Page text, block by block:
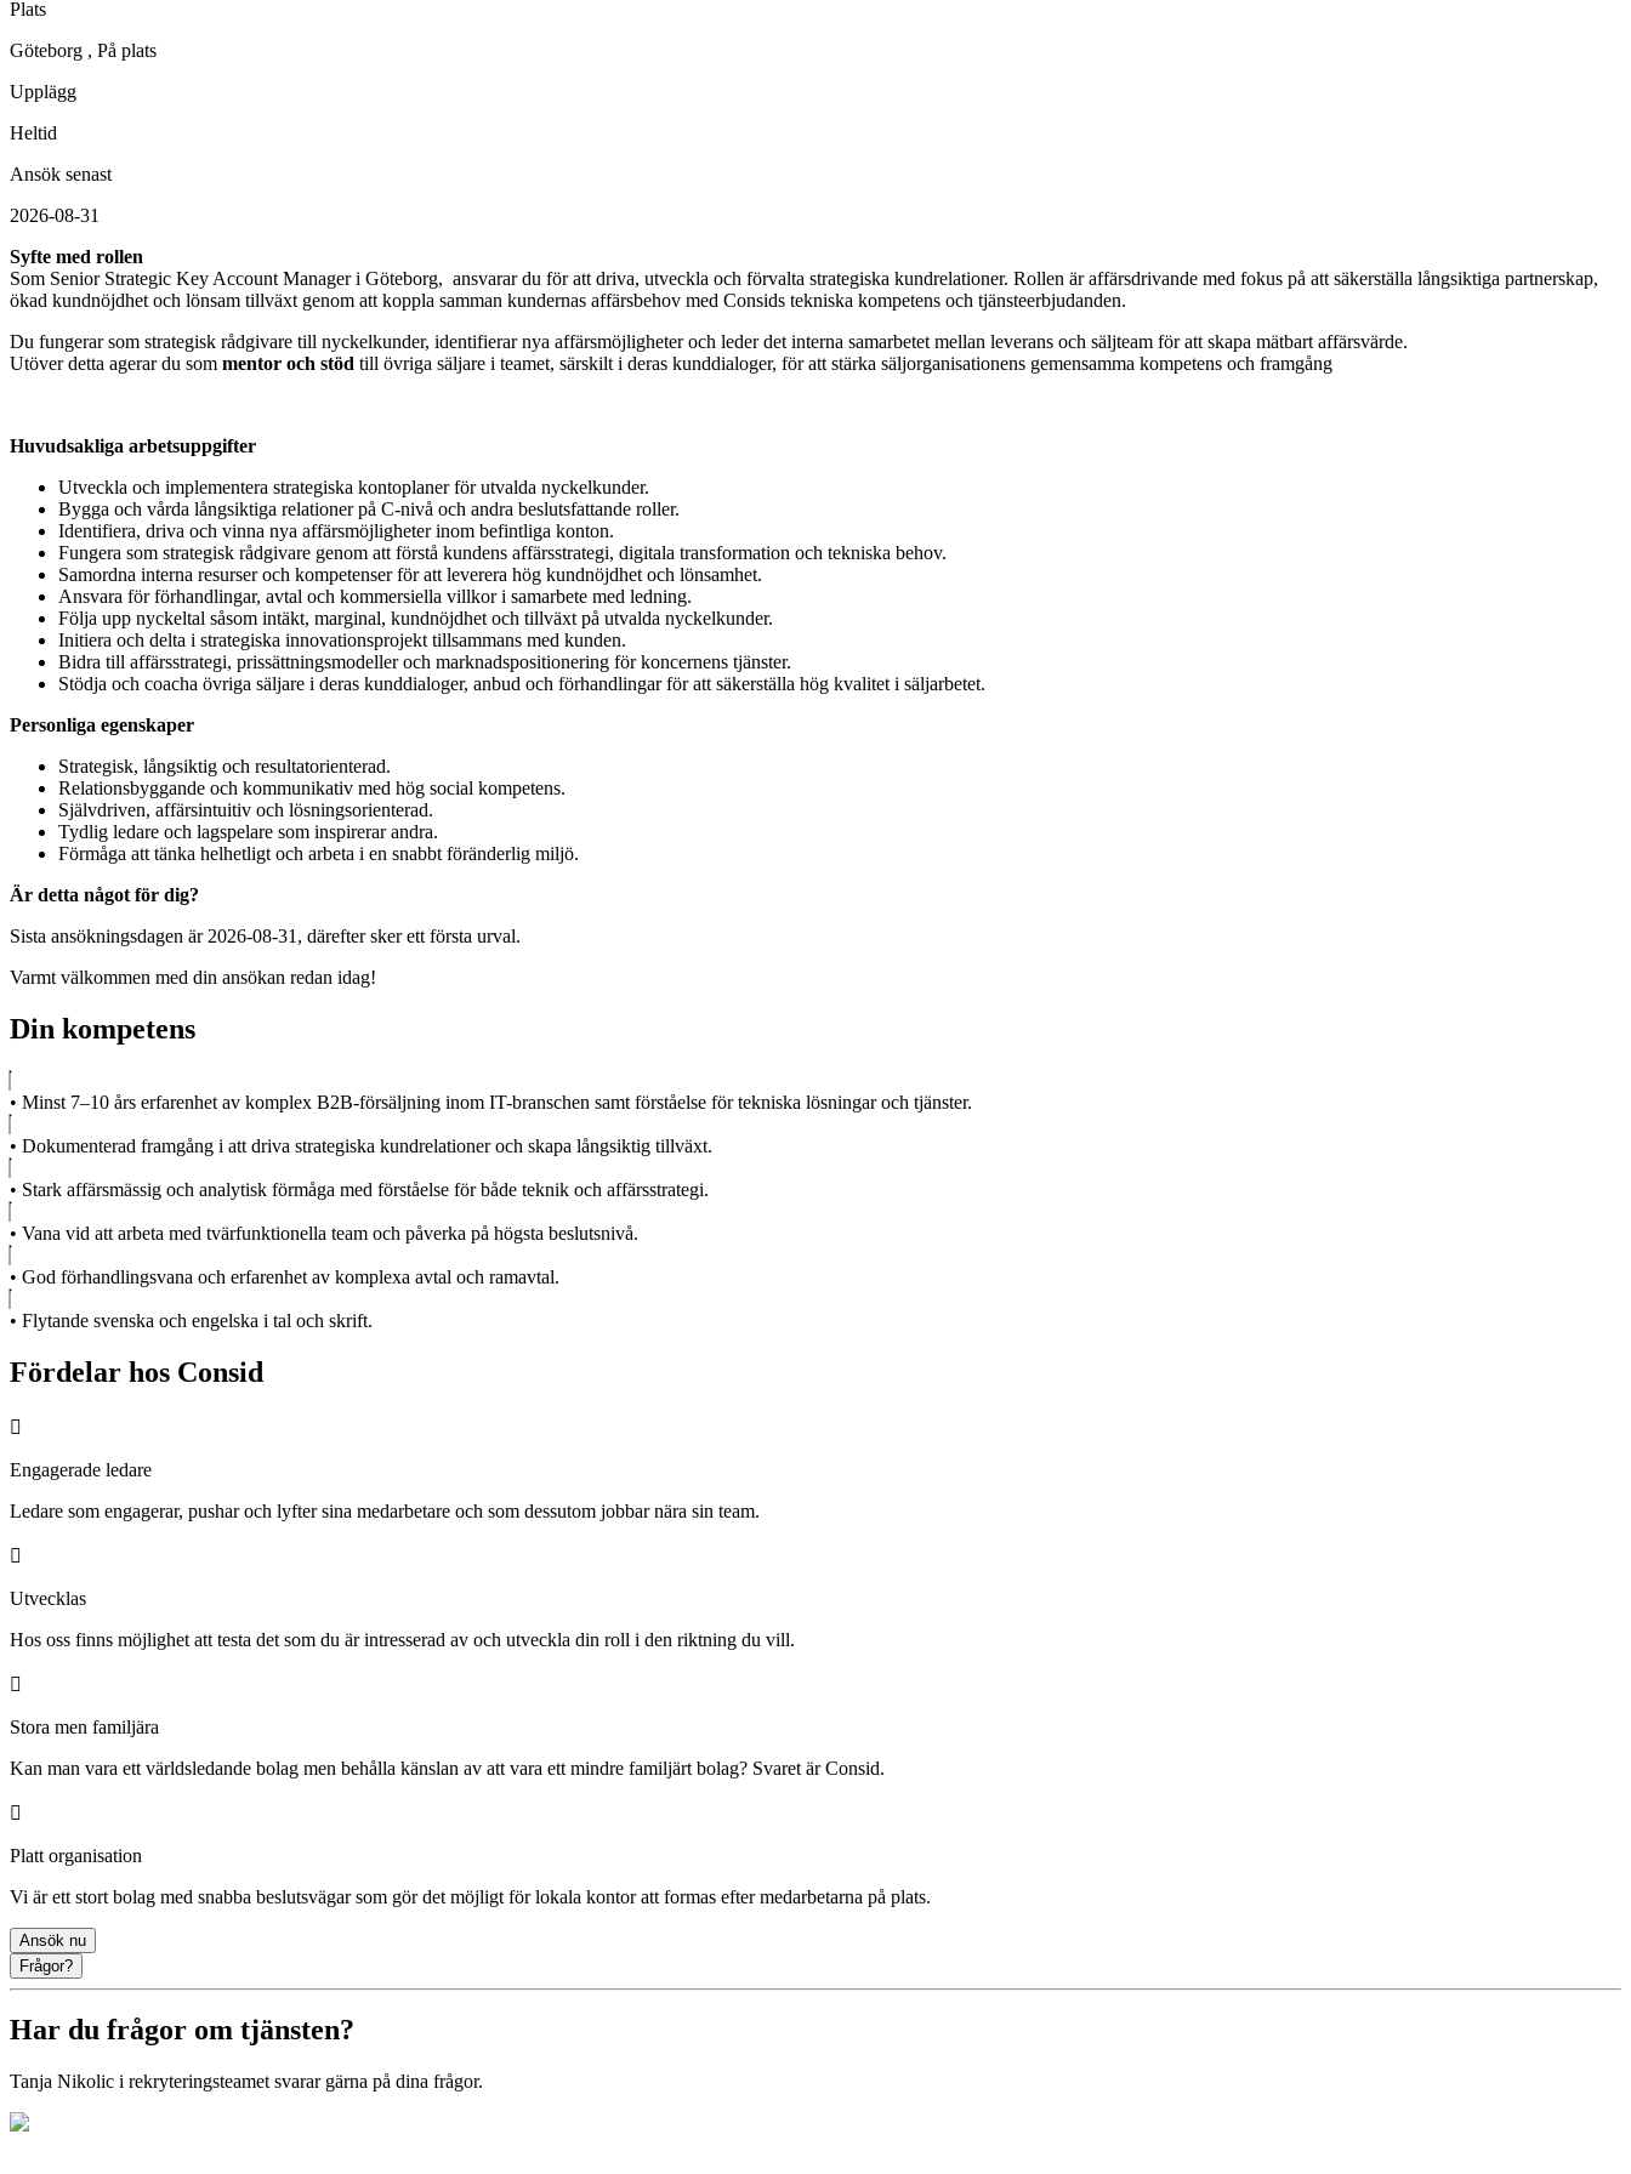
Plats
Göteborg , På plats
Upplägg
Heltid
Ansök senast
2026-08-31
Syfte med rollen
Som Senior Strategic Key Account Manager i Göteborg, ansvarar du för att driva, utveckla och förvalta strategiska kundrelationer. Rollen är affärsdrivande med fokus på att säkerställa långsiktiga partnerskap,
ökad kundnöjdhet och lönsam tillväxt genom att koppla samman kundernas affärsbehov med Consids tekniska kompetens och tjänsteerbjudanden.
Du fungerar som strategisk rådgivare till nyckelkunder, identifierar nya affärsmöjligheter och leder det interna samarbetet mellan leverans och säljteam för att skapa mätbart affärsvärde.
Utöver detta agerar du som mentor och stöd till övriga säljare i teamet, särskilt i deras kunddialoger, för att stärka säljorganisationens gemensamma kompetens och framgång
Huvudsakliga arbetsuppgifter
Utveckla och implementera strategiska kontoplaner för utvalda nyckelkunder.
Bygga och vårda långsiktiga relationer på C-nivå och andra beslutsfattande roller.
Identifiera, driva och vinna nya affärsmöjligheter inom befintliga konton.
Fungera som strategisk rådgivare genom att förstå kundens affärsstrategi, digitala transformation och tekniska behov.
Samordna interna resurser och kompetenser för att leverera hög kundnöjdhet och lönsamhet.
Ansvara för förhandlingar, avtal och kommersiella villkor i samarbete med ledning.
Följa upp nyckeltal såsom intäkt, marginal, kundnöjdhet och tillväxt på utvalda nyckelkunder.
Initiera och delta i strategiska innovationsprojekt tillsammans med kunden.
Bidra till affärsstrategi, prissättningsmodeller och marknadspositionering för koncernens tjänster.
Stödja och coacha övriga säljare i deras kunddialoger, anbud och förhandlingar för att säkerställa hög kvalitet i säljarbetet.
Personliga egenskaper
Strategisk, långsiktig och resultatorienterad.
Relationsbyggande och kommunikativ med hög social kompetens.
Självdriven, affärsintuitiv och lösningsorienterad.
Tydlig ledare och lagspelare som inspirerar andra.
Förmåga att tänka helhetligt och arbeta i en snabbt föränderlig miljö.
Är detta något för dig?
Sista ansökningsdagen är 2026-08-31, därefter sker ett första urval.
Varmt välkommen med din ansökan redan idag!
Din kompetens
• Minst 7–10 års erfarenhet av komplex B2B-försäljning inom IT-branschen samt förståelse för tekniska lösningar och tjänster.
• Dokumenterad framgång i att driva strategiska kundrelationer och skapa långsiktig tillväxt.
• Stark affärsmässig och analytisk förmåga med förståelse för både teknik och affärsstrategi.
• Vana vid att arbeta med tvärfunktionella team och påverka på högsta beslutsnivå.
• God förhandlingsvana och erfarenhet av komplexa avtal och ramavtal.
• Flytande svenska och engelska i tal och skrift.
Fördelar hos Consid
Engagerade ledare
Ledare som engagerar, pushar och lyfter sina medarbetare och som dessutom jobbar nära sin team.
Utvecklas
Hos oss finns möjlighet att testa det som du är intresserad av och utveckla din roll i den riktning du vill.
Stora men familjära
Kan man vara ett världsledande bolag men behålla känslan av att vara ett mindre familjärt bolag? Svaret är Consid.
Platt organisation
Vi är ett stort bolag med snabba beslutsvägar som gör det möjligt för lokala kontor att formas efter medarbetarna på plats.
Ansök nu
Frågor?
Har du frågor om tjänsten?
Tanja Nikolic i rekryteringsteamet svarar gärna på dina frågor.